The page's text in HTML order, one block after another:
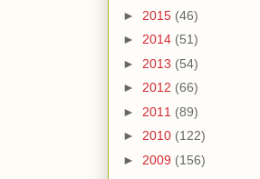
► 2015 (46)
► 2014 (51)
► 2013 (54)
► 2012 (66)
► 2011 (89)
► 2010 (122)
► 2009 (156)